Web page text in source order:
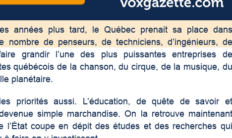
années plus tard, le Québec prenait sa place dans
nombre de penseurs, de techniciens, d’ingénieurs, de
grandir l’une des plus puissantes entreprises de
québécois de la chanson, du cirque, de la musique, du
planétaire.
priorités aussi. L’éducation, de quête de savoir et
simple marchandise. On la retrouve maintenant
coupe en dépit des études et des recherches qui